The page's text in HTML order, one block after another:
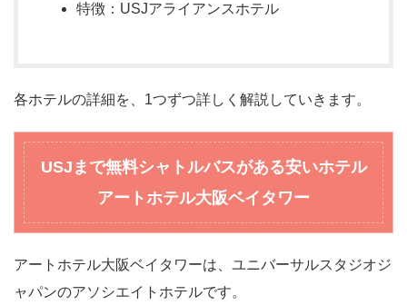
特徴：USJアライアンスホテル
各ホテルの詳細を、1つずつ詳しく解説していきます。
USJまで無料シャトルバスがある安いホテル
アートホテル大阪ベイタワー
アートホテル大阪ベイタワーは、ユニバーサルスタジオジ
ャパンのアソシエイトホテルです。